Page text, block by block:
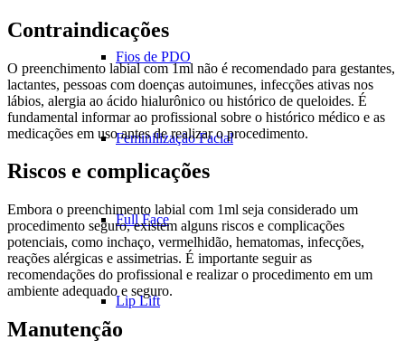
Fios de PDO
Feminilização Facial
Full Face
Lip Lift
Contraindicações
O preenchimento labial com 1ml não é recomendado para gestantes,
lactantes, pessoas com doenças autoimunes, infecções ativas nos
lábios, alergia ao ácido hialurônico ou histórico de queloides. É
fundamental informar ao profissional sobre o histórico médico e as
medicações em uso antes de realizar o procedimento.
Riscos e complicações
Embora o preenchimento labial com 1ml seja considerado um
procedimento seguro, existem alguns riscos e complicações
potenciais, como inchaço, vermelhidão, hematomas, infecções,
reações alérgicas e assimetrias. É importante seguir as
recomendações do profissional e realizar o procedimento em um
ambiente adequado e seguro.
Manutenção